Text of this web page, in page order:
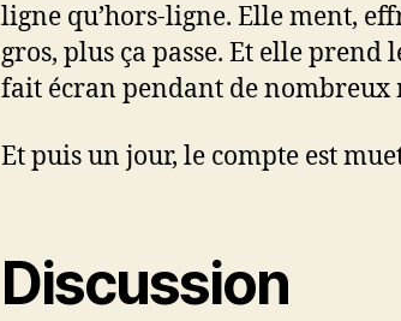
ligne qu’hors-ligne. Elle ment,
gros, plus ça passe. Et elle
fait écran pendant de nombreux
Et puis un jour, le compte est
Discussion